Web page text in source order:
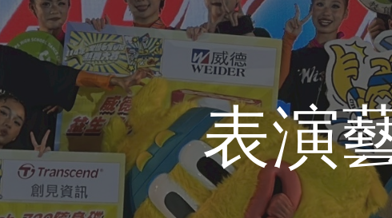
Skip to main content
表演